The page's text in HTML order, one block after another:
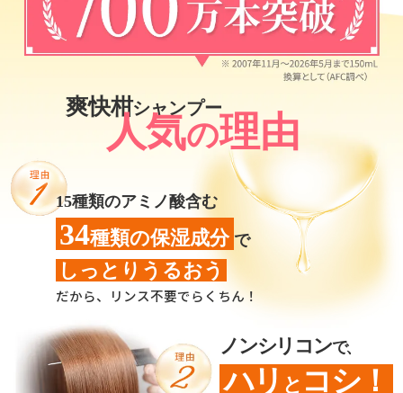
爽快柑シャンプー
人気の理由
15種類のアミノ酸含む
34種類の保湿成分 で
しっとりうるおう
だから、リンス不要でらくちん！
ノンシリコンで、
ハリ と コシ！